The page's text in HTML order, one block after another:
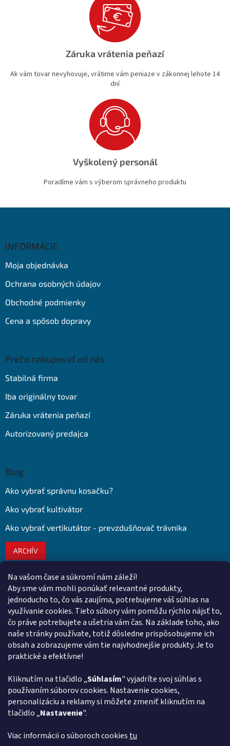
Na vašom čase a súkromí nám záleží!
Aby sme vám mohli ponúkať relevantné produkty,
jednoducho to, čo vás zaujíma, potrebujeme váš súhlas na
využívanie cookies. Tieto súbory vám pomôžu rýchlo nájsť to,
čo práve potrebujete a ušetria vám čas. Na základe toho, ako
naše stránky používate, totiž dôsledne prispôsobujeme ich
obsah a zobrazujeme vám tie najvhodnejšie produkty. Je to
praktické a efektívne!
Kliknutím na tlačidlo „Súhlasím" vyjadríte svoj súhlas s
používaním súborov cookies. Nastavenie cookies,
personalizáciu a reklamy si môžete zmeniť kliknutím na
tlačidlo „Nastavenie".
Viac informácii o súboroch cookies tu
Záruka vrátenia peňazí
Ak vám tovar nevyhovuje, vrátime vám peniaze v zákonnej lehote 14
dní
Vyškolený personál
Poradíme vám s výberom správneho produktu
INFORMÁCIE
Moja objednávka
Ochrana osobných údajov
Obchodné podmienky
Cena a spôsob dopravy
Prečo nakupovať od nás
Stabilná firma
Iba originálny tovar
Záruka vrátenia peňazí
Autorizovaný predajca
Blog
Ako vybrať správnu kosačku?
Ako vybrať kultivátor
Ako vybrať vertikutátor - prevzdušňovač trávnika
ARCHÍV
Kontakt
obchod@ euroshopy.sk
0911 931 019
0911 931 019
Facebook Euroshopy
Prijímame online platby